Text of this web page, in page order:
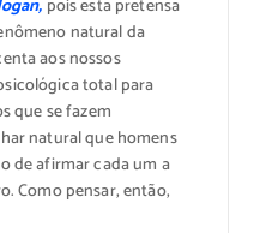
pois esta pretensa
natural da
aos nossos
total para
que se fazem
natural que homens
de afirmar cada um a
Como pensar, então,